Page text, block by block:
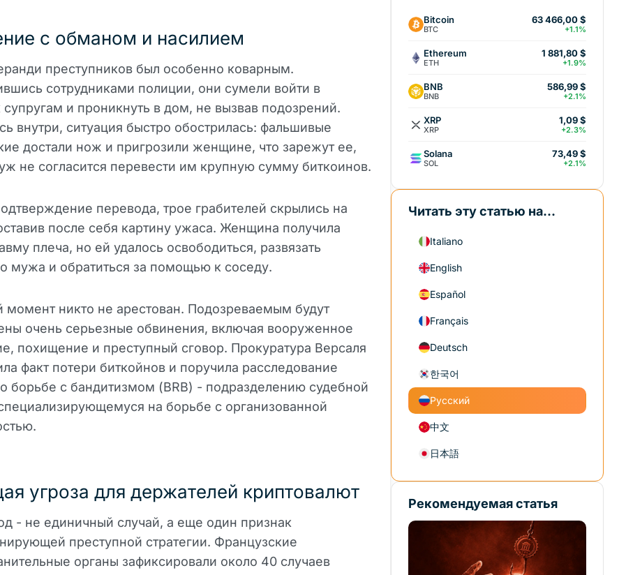
с обманом и насилием
преступников был особенно коварным.
сотрудниками полиции, они сумели войти в
и проникнуть в дом, не вызвав подозрений.
внутри, ситуация быстро обострилась: фальшивые
достали нож и пригрозили женщине, что зарежут ее,
не согласится перевести им крупную сумму биткоинов.
перевода, трое грабителей скрылись на
после себя картину ужаса. Женщина получила
плеча, но ей удалось освободиться, развязать
мужа и обратиться за помощью к соседу.
момент никто не арестован. Подозреваемым будут
очень серьезные обвинения, включая вооруженное
похищение и преступный сговор. Прокуратура Версаля
факт потери биткойнов и поручила расследование
борьбе с бандитизмом (BRB) - подразделению судебной
на борьбе с организованной
угроза для держателей криптовалют
- не единичный случай, а еще один признак
преступной стратегии. Французские
органы зафиксировали около 40 случаев
Bitcoin
BTC
63 466,00 $
+1.1%
Ethereum
ETH
1 881,80 $
+1.9%
BNB
BNB
586,99 $
+2.1%
XRP
XRP
1,09 $
+2.3%
Solana
SOL
73,49 $
+2.1%
Читать эту статью на...
Italiano
English
Español
Français
Deutsch
한국어
Русский
中文
日本語
Рекомендуемая статья